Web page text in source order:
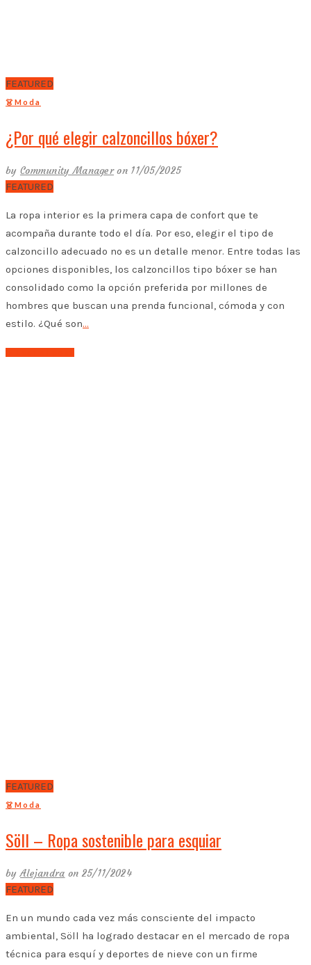
FEATURED
👗Moda
¿Por qué elegir calzoncillos bóxer?
by Community Manager on 11/05/2025
FEATURED
La ropa interior es la primera capa de confort que te
acompaña durante todo el día. Por eso, elegir el tipo de
calzoncillo adecuado no es un detalle menor. Entre todas las
opciones disponibles, los calzoncillos tipo bóxer se han
consolidado como la opción preferida por millones de
hombres que buscan una prenda funcional, cómoda y con
estilo. ¿Qué son…
FEATURED
👗Moda
Söll – Ropa sostenible para esquiar
byAlejandra on 25/11/2024
FEATURED
En un mundo cada vez más consciente del impacto
ambiental, Söll ha logrado destacar en el mercado de ropa
técnica para esquí y deportes de nieve con un firme